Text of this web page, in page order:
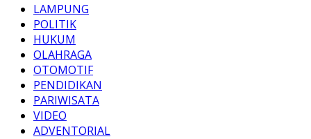
LAMPUNG
POLITIK
HUKUM
OLAHRAGA
OTOMOTIF
PENDIDIKAN
PARIWISATA
VIDEO
ADVENTORIAL